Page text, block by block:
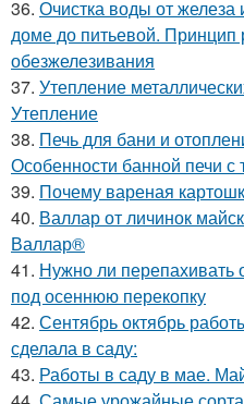
36. Очистка воды от железа
доме до питьевой.
обезжелезивания
37. Утепление
Утепление
38. Печь для бани и
Особенности банной печи
39. Почему вареная
40. Валлар от личинок
Валлар®
41. Нужно ли перепахивать
под осеннюю перекопку
42. Сентябрь октябрь
сделала в саду:
43. Работы в саду в мае.